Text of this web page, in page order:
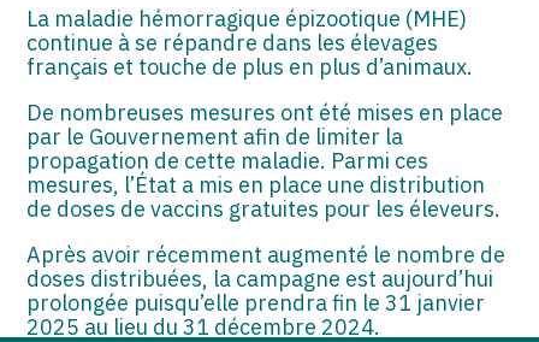
START-UP
SECTEUR AUDIOVISUEL
La maladie hémorragique épizootique (MHE)
continue à se répandre dans les élevages
français et touche de plus en plus d’animaux.
De nombreuses mesures ont été mises en place
par le Gouvernement afin de limiter la
propagation de cette maladie. Parmi ces
mesures, l’État a mis en place une distribution
de doses de vaccins gratuites pour les éleveurs.
Après avoir récemment augmenté le nombre de
doses distribuées, la campagne est aujourd’hui
prolongée puisqu’elle prendra fin le 31 janvier
2025 au lieu du 31 décembre 2024.